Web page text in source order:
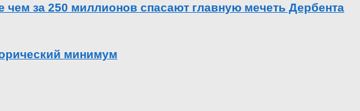
чем за 250 миллионов спасают главную мечеть Дербента
минимум